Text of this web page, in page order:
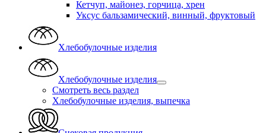
Кетчуп, майонез, горчица, хрен
Уксус бальзамический, винный, фруктовый
Хлебобулочные изделия
Хлебобулочные изделия
Смотреть весь раздел
Хлебобулочные изделия, выпечка